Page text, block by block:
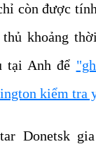
còn được
khoảng
tại Anh để
kiểm tra
Donetsk